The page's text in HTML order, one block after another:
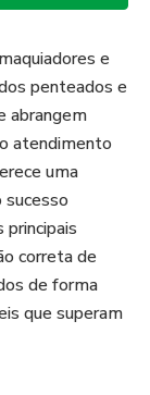
e
penteados e
abrangem
atendimento
uma
sucesso
principais
correta de
de forma
que superam